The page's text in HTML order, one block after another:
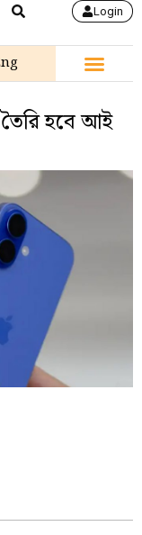
Login
তৈরি হবে আই